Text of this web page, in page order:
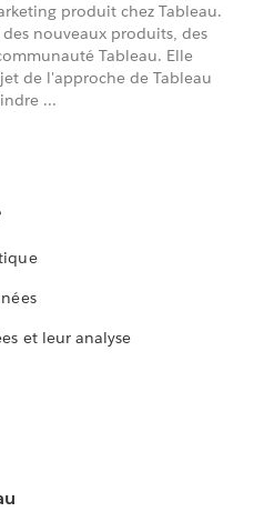
produit chez Tableau.
nouveaux produits, des
Tableau. Elle
de l'approche de Tableau
...
et leur analyse